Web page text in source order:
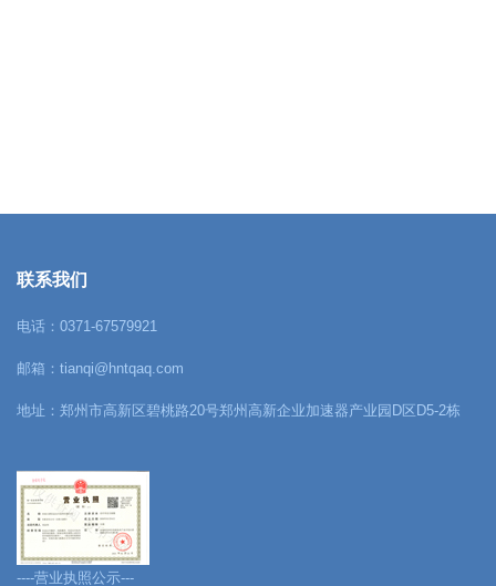
联系我们
电话：0371-67579921
邮箱：tianqi@hntqaq.com
地址：郑州市高新区碧桃路20号郑州高新企业加速器产业园D区D5-2栋
----营业执照公示---